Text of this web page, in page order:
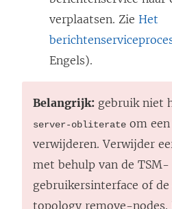
verplaatsen. Zie Het
Engels).
Belangrijk: gebruik niet
server-obliterate om
verwijderen. Verwijder
met behulp van de TSM-
gebruikersinterface of
topology remove-